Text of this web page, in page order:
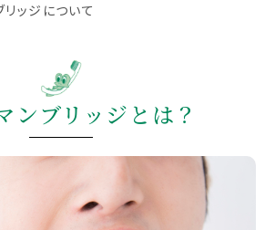
リッジについて
ンブリッジとは？